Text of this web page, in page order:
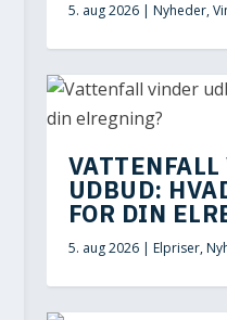
5. aug 2026| Nyheder,
UDBUD:
FOR DIN
5. aug 2026| Elpriser,